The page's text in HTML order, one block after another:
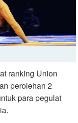
ranking Union
perolehan 2
para pegulat